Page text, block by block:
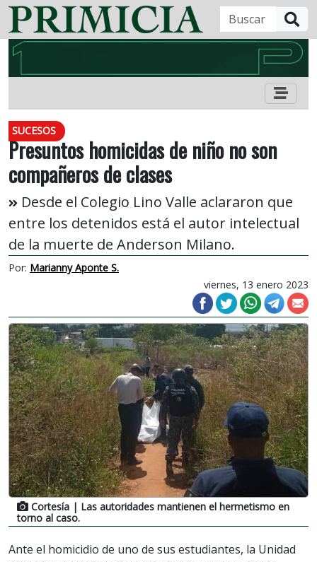
SUCESOS
Presuntos homicidas de niño no son
compañeros de clases
Desde el Colegio Lino Valle aclararon que
entre los detenidos está el autor intelectual
de la muerte de Anderson Milano.
Por: Marianny Aponte S.
viernes, 13 enero 2023
Cortesía | Las autoridades mantienen el hermetismo en
torno al caso.
Ante el homicidio de uno de sus estudiantes, la Unidad